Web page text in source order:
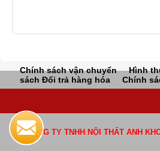
Chính sách vận chuyển Hình
sách Đổi trả hàng hóa
Chính
CÔNG TY TNHH NỘI THẤT ANH